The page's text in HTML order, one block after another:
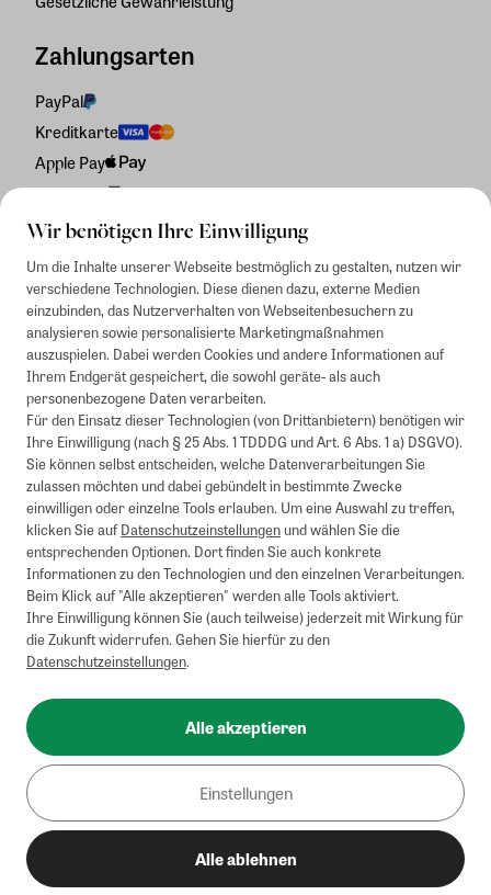
Wir benötigen Ihre Einwilligung
Um die Inhalte unserer Webseite bestmöglich zu gestalten, nutzen wir
verschiedene Technologien. Diese dienen dazu, externe Medien
einzubinden, das Nutzerverhalten von Webseitenbesuchern zu
analysieren sowie personalisierte Marketingmaßnahmen
auszuspielen. Dabei werden Cookies und andere Informationen auf
Ihrem Endgerät gespeichert, die sowohl geräte- als auch
personenbezogene Daten verarbeiten.
Für den Einsatz dieser Technologien (von Drittanbietern) benötigen wir
Ihre Einwilligung (nach § 25 Abs. 1 TDDDG und Art. 6 Abs. 1 a) DSGVO).
Sie können selbst entscheiden, welche Datenverarbeitungen Sie
zulassen möchten und dabei gebündelt in bestimmte Zwecke
einwilligen oder einzelne Tools erlauben. Um eine Auswahl zu treffen,
klicken Sie aufDatenschutzeinstellungenund wählen Sie die
entsprechenden Optionen. Dort finden Sie auch konkrete
Informationen zu den Technologien und den einzelnen Verarbeitungen.
Beim Klick auf "Alle akzeptieren" werden alle Tools aktiviert.
Ihre Einwilligung können Sie (auch teilweise) jederzeit mit Wirkung für
die Zukunft widerrufen. Gehen Sie hierfür zu den
Datenschutzeinstellungen.
Alle akzeptieren
Einstellungen
Alle ablehnen
Zahlungsarten
PayPal
Kreditkarte
Apple Pay
Rechnung